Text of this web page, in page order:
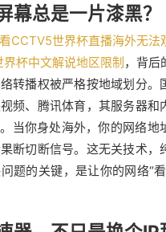
幕总是一片漆黑？
CCTV5世界杯直播海外无法
杯中文解说地区限制，背后
转播权被严格按地域划分。
频、腾讯体育，其服务器和
当你身处海外，你的网络地
断切断信号。这无关技术，
题的关键，是让你的网络“